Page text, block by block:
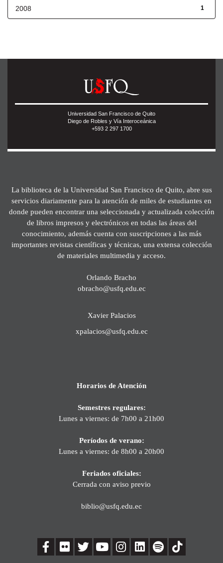
1
2008
Universidad San Francisco de Quito
Diego de Robles y Vía Interoceánica
+593 2 297 1700
La biblioteca de la Universidad San Francisco de Quito, abre sus
servicios diariamente para la atención de miles de estudiantes en
donde pueden encontrar una seleccionada y actualizada colección
de libros impresos y electrónicos en todas las áreas del
conocimiento, además cuenta con suscripciones a las más
importantes revistas científicas y técnicas, una extensa colección
de materiales multimedia y acceso.
Orlando Bracho
obracho@usfq.edu.ec
Xavier Palacios
xpalacios@usfq.edu.ec
Horarios de Atención
Semestres regulares:
Lunes a viernes: de 7h00 a 21h00
Períodos de verano:
Lunes a viernes: de 8h00 a 20h00
Feriados oficiales:
Cerrada con aviso previo
biblio@usfq.edu.ec